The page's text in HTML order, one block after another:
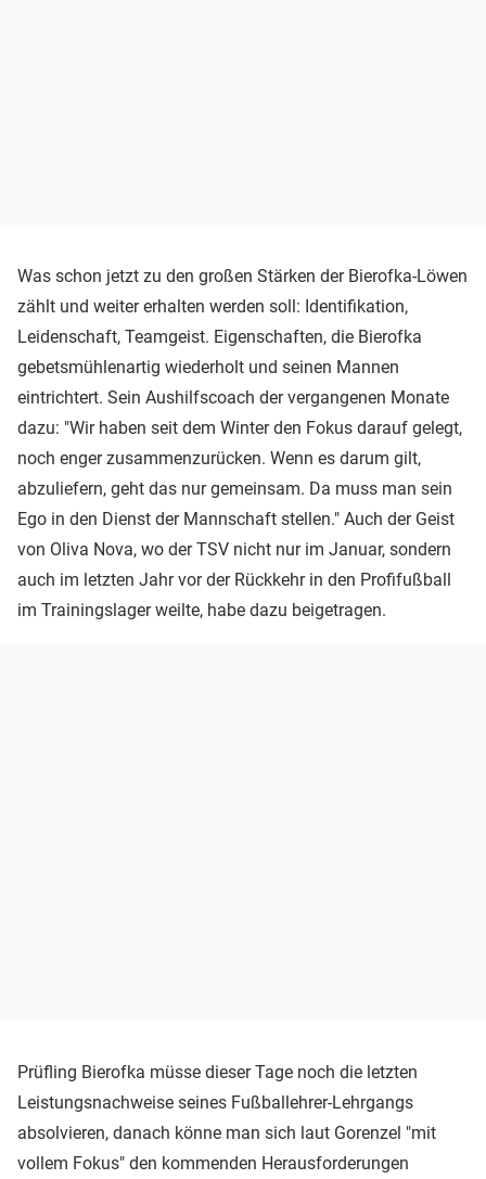
Was schon jetzt zu den großen Stärken der Bierofka-Löwen
zählt und weiter erhalten werden soll: Identifikation,
Leidenschaft, Teamgeist. Eigenschaften, die Bierofka
gebetsmühlenartig wiederholt und seinen Mannen
eintrichtert. Sein Aushilfscoach der vergangenen Monate
dazu: "Wir haben seit dem Winter den Fokus darauf gelegt,
noch enger zusammenzurücken. Wenn es darum gilt,
abzuliefern, geht das nur gemeinsam. Da muss man sein
Ego in den Dienst der Mannschaft stellen." Auch der Geist
von Oliva Nova, wo der TSV nicht nur im Januar, sondern
auch im letzten Jahr vor der Rückkehr in den Profifußball
im Trainingslager weilte, habe dazu beigetragen.
Prüfling Bierofka müsse dieser Tage noch die letzten
Leistungsnachweise seines Fußballehrer-Lehrgangs
absolvieren, danach könne man sich laut Gorenzel "mit
vollem Fokus" den kommenden Herausforderungen